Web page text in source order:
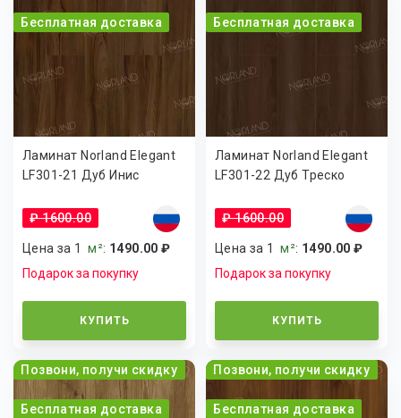
Бесплатная доставка
Ламинат Norland Elegant
LF301-21 Дуб Инис
₽ 1600.00
Цена за 1м²: 1490.00 ₽
Подарок за покупку
КУПИТЬ
Бесплатная доставка
Ламинат Norland Elegant
LF301-22 Дуб Треско
₽ 1600.00
Цена за 1м²: 1490.00 ₽
Подарок за покупку
КУПИТЬ
Позвони, получи скидку
Бесплатная доставка
Позвони, получи скидку
Бесплатная доставка